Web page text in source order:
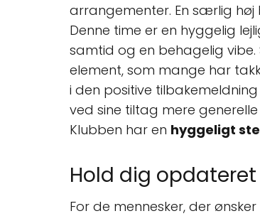
arrangementer. En særlig
Denne time er en hyggelig
samtid og en behagelig
element, som mange har
i den positive
ved sine tiltag mere
Klubben har en hyggeligt
Hold dig opdateret
For de mennesker, der